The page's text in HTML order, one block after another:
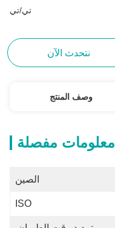
تي/تي
نتحدث الآن
وصف المنتج
معلومات مفصلة
الصين
ISO